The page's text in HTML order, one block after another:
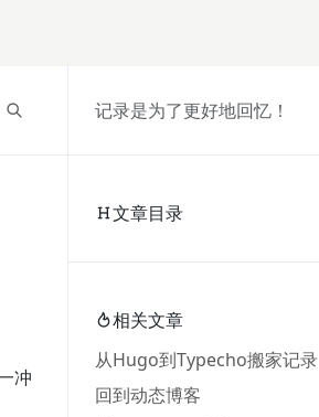
冲
记录是为了更好地回忆！
文章目录
相关文章
从Hugo到Typecho搬家记录
回到动态博客